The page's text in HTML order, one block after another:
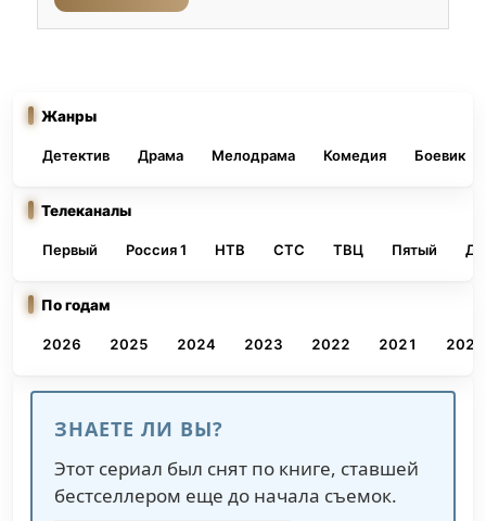
Жанры
Детектив Драма Мелодрама Комедия Боевик
Телеканалы
Первый Россия 1 НТВ СТС ТВЦ Пятый
По годам
2026 2025 2024 2023 2022 2021 2020
ЗНАЕТЕ ЛИ ВЫ?
Этот сериал был снят по книге, ставшей
бестселлером еще до начала съемок.